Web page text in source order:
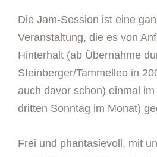
Die Jam-Session ist eine
Veranstaltung, die es von
Hinterhalt (ab Übernahme
Steinberger/Tammelleo in
auch davor schon) einmal
dritten Sonntag im Monat)
Frei und phantasievoll, mit